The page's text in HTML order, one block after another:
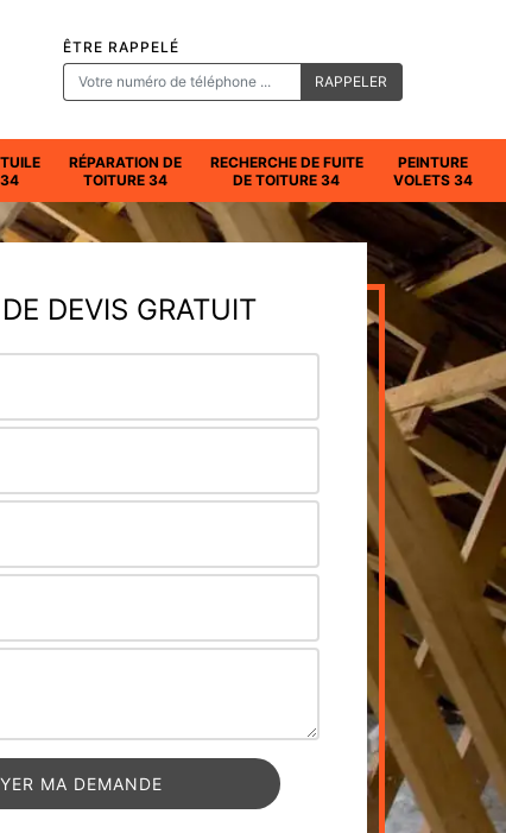
ÊTRE RAPPELÉ
34
RÉPARATION DE
TOITURE 34
RECHERCHE DE FUITE
DE TOITURE 34
PEINTURE
VOLETS 34
DEVIS GRATUIT